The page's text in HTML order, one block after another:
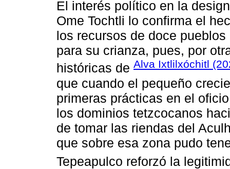
El interés político en la
Ome Tochtli lo confirma el
los recursos de doce
para su crianza, pues, por
históricas de Alva Ixtlilxóchitl
que cuando el pequeño
primeras prácticas en el
los dominios tetzcocanos
de tomar las riendas del
que sobre esa zona pudo
Tepeapulco reforzó la